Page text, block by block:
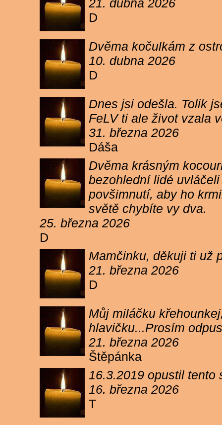
21. dubna 2026
D
Dvěma kočulkám z
10. dubna 2026
D
Dnes jsi odešla. Tolik
FeLV ti ale život vzala
31. března 2026
Dáša
Dvěma krásným
bezohlední lidé
povšimnutí, aby ho
světě chybíte vy dva.
25. března 2026
D
Mamčinku, děkuji ti už
21. března 2026
D
Můj miláčku
hlavičku...Prosím
21. března 2026
Štěpánka
16.3.2019 opustil
16. března 2026
T